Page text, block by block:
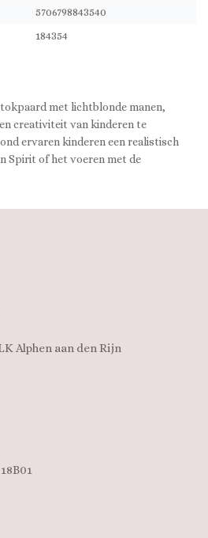
5706798843540
184354
met lichtblonde manen,
creativiteit van kinderen te
ervaren kinderen een realistisch
Spirit of het voeren met de
Alphen aan den Rijn